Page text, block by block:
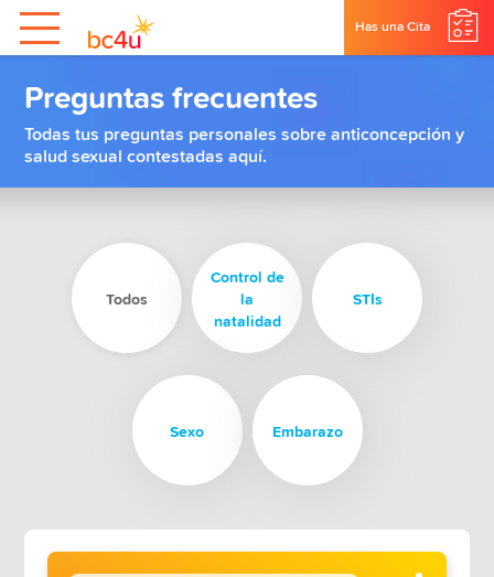
Has una Cita
Preguntas frecuentes
Todas tus preguntas personales sobre anticoncepción y
salud sexual contestadas aquí.
Todos
Control de
la
natalidad
STIs
Sexo Embarazo